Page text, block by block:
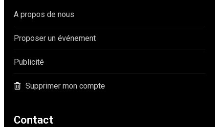
A propos de nous
Proposer un événement
Publicité
Supprimer mon compte
Contact